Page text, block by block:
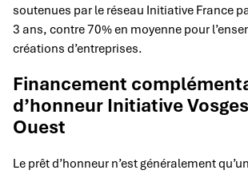
soutenues par le réseau Initiative France
3 ans, contre 70% en moyenne pour
créations d’entreprises.
Financement
d’honneur Initiative
Ouest
Le prêt d’honneur n’est généralement